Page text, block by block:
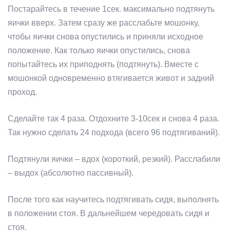
Постарайтесь в течение 1сек. максимально подтянуть
яички вверх. Затем сразу же расслабьте мошонку,
чтобы яички снова опустились и приняли исходное
положение. Как только яички опустились, снова
попытайтесь их приподнять (подтянуть). Вместе с
мошонкой одновременно втягивается живот и задний
проход.
Сделайте так 4 раза. Отдохните 3-10сек и снова 4 раза.
Так нужно сделать 24 подхода (всего 96 подтягиваний).
Подтянули яички – вдох (короткий, резкий). Расслабили
– выдох (абсолютно пассивный).
После того как научитесь подтягивать сидя, выполнять
в положении стоя. В дальнейшем чередовать сидя и
стоя.